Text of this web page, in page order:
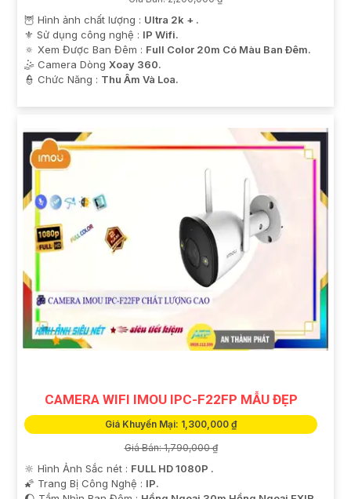
🦉 Hình ảnh chất lượng : Ultra 2k + .
⚜️ Sử dụng công nghệ : IP Wifi.
🔅 Xem Được Ban Đêm : Full Color 20m Có Màu Ban Ðêm.
🤹 Camera Dòng Xoay 360.
️👮 Chức Năng : Thu Âm Và Loa.
CAMERA WIFI IMOU IPC-F22FP MẪU ĐẸP
Giá Khuyến Mại: 1,300,000 ₫
Giá Bán: 1,790,000 ₫
🔆 Hình Ảnh Sắc nét : FULL HD 1080P .
🌠 Trang Bị Công Nghệ : IP.